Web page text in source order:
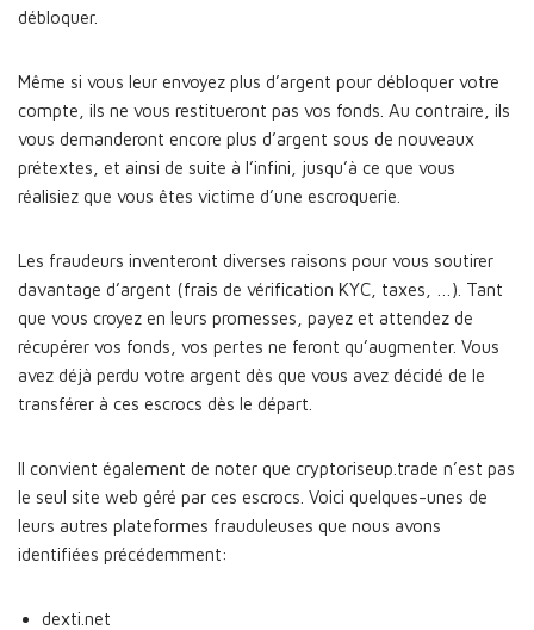
débloquer.
Même si vous leur envoyez plus d’argent pour débloquer votre
compte, ils ne vous restitueront pas vos fonds. Au contraire, ils
vous demanderont encore plus d’argent sous de nouveaux
prétextes, et ainsi de suite à l’infini, jusqu’à ce que vous
réalisiez que vous êtes victime d’une escroquerie.
Les fraudeurs inventeront diverses raisons pour vous soutirer
davantage d’argent (frais de vérification KYC, taxes, …). Tant
que vous croyez en leurs promesses, payez et attendez de
récupérer vos fonds, vos pertes ne feront qu’augmenter. Vous
avez déjà perdu votre argent dès que vous avez décidé de le
transférer à ces escrocs dès le départ.
Il convient également de noter que cryptoriseup.trade n’est pas
le seul site web géré par ces escrocs. Voici quelques-unes de
leurs autres plateformes frauduleuses que nous avons
identifiées précédemment:
dexti.net